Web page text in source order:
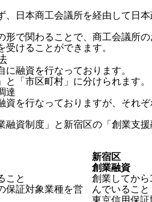
、日本商工会議所を経由して日
形で関わることで、商工会議所
けることができます。
融資を行なっております。
「市区町村」に分けられます。
達
を行なっておりますが、それ
融資制度」と新宿区の「創業支
新宿区
創業融資
こと
保証対象業種を営
創業してか
んでいること